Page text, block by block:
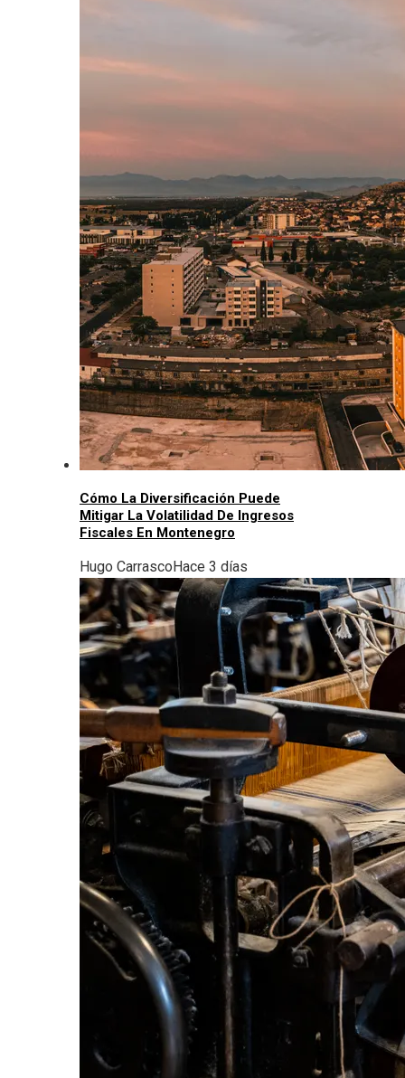
Cómo La Diversificación Puede
Mitigar La Volatilidad De Ingresos
Fiscales En Montenegro
Hugo Carrasco Hace 3 días